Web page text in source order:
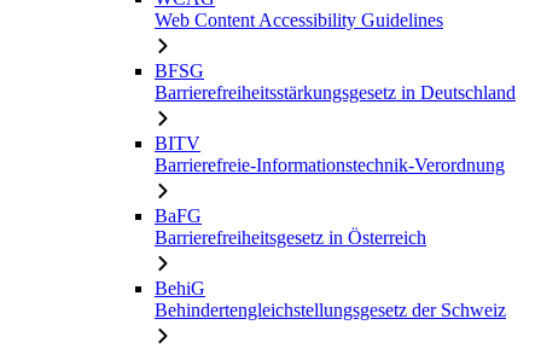
Web Content Accessibility Guidelines
BFSG
Barrierefreiheitsstärkungsgesetz in Deutschland
BITV
Barrierefreie-Informationstechnik-Verordnung
BaFG
Barrierefreiheitsgesetz in Österreich
BehiG
Behindertengleichstellungsgesetz der Schweiz